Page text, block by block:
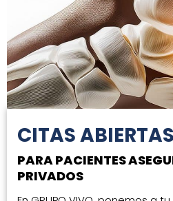
CITAS ABIERTAS
PARA PACIENTES
PRIVADOS